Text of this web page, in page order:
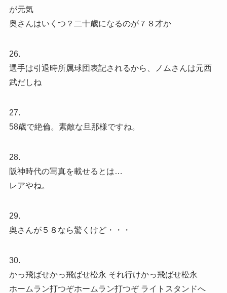
が元気
奥さんはいくつ？二十歳になるのが７８才か
26.
選手は引退時所属球団表記されるから、ノムさんは元西
武だしね
27.
58歳で絶倫。素敵な旦那様ですね。
28.
阪神時代の写真を載せるとは…
レアやね。
29.
奥さんが５８なら驚くけど・・・
30.
かっ飛ばせかっ飛ばせ松永 それ行けかっ飛ばせ松永
ホームラン打つぞホームラン打つぞ ライトスタンドへ